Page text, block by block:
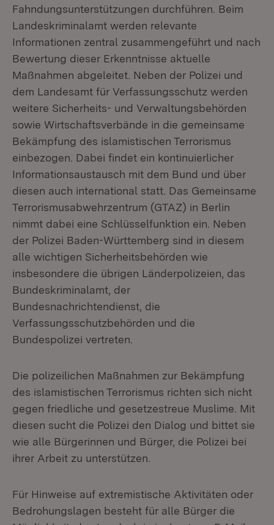
Fahndungsunterstützungen durchführen. Beim
Landeskriminalamt werden relevante
Informationen zentral zusammengeführt und nach
Bewertung dieser Erkenntnisse aktuelle
Maßnahmen abgeleitet. Neben der Polizei und
dem Landesamt für Verfassungsschutz werden
weitere Sicherheits- und Verwaltungsbehörden
sowie Wirtschaftsverbände in die gemeinsame
Bekämpfung des islamistischen Terrorismus
einbezogen. Dabei findet ein kontinuierlicher
Informationsaustausch mit dem Bund und über
diesen auch international statt. Das Gemeinsame
Terrorismusabwehrzentrum (GTAZ) in Berlin
nimmt dabei eine Schlüsselfunktion ein. Neben
der Polizei Baden-Württemberg sind in diesem
alle wichtigen Sicherheitsbehörden wie
insbesondere die übrigen Länderpolizeien, das
Bundeskriminalamt, der
Bundesnachrichtendienst, die
Verfassungsschutzbehörden und die
Bundespolizei vertreten.
Die polizeilichen Maßnahmen zur Bekämpfung
des islamistischen Terrorismus richten sich nicht
gegen friedliche und gesetzestreue Muslime. Mit
diesen sucht die Polizei den Dialog und bittet sie
wie alle Bürgerinnen und Bürger, die Polizei bei
ihrer Arbeit zu unterstützen.
Für Hinweise auf extremistische Aktivitäten oder
Bedrohungslagen besteht für alle Bürger die